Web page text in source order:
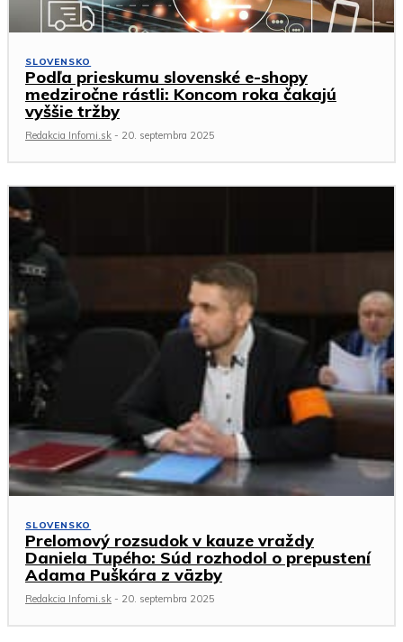
SLOVENSKO
Podľa prieskumu slovenské e-shopy
medziročne rástli: Koncom roka čakajú
vyššie tržby
Redakcia Infomi.sk - 20. septembra 2025
SLOVENSKO
Prelomový rozsudok v kauze vraždy
Daniela Tupého: Súd rozhodol o prepustení
Adama Puškára z väzby
Redakcia Infomi.sk - 20. septembra 2025